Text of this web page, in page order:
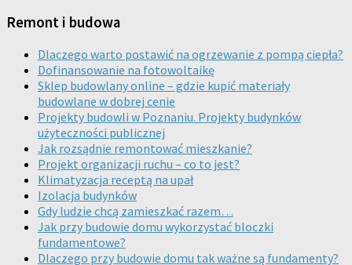
Remont i budowa
Dlaczego warto postawić na ogrzewanie z pompą ciepła?
Dofinansowanie na fotowoltaikę
Sklep budowlany online – gdzie kupić materiały
budowlane w dobrej cenie
Projekty budowli w Poznaniu. Projekty budynków
użyteczności publicznej
Jak rozsądnie remontować mieszkanie?
Projekt organizacji ruchu – co to jest?
Klimatyzacja receptą na upał
Izolacja budynków
Gdy ludzie chcą zamieszkać razem…
Jak przy budowie domu wykorzystać bloczki
fundamentowe?
Dlaczego przy budowie domu tak ważne są fundamenty?